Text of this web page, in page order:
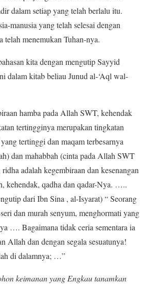
dalam setiap yang telah berlalu itu.
manusia yang telah selesai dengan
telah menemukan Tuhan-nya.
kita dengan mengutip Sayyid
dalam kitab beliau Junud al-‘Aql wal-
hamba pada Allah SWT, kehendak
tertingginya merupakan tingkatan
tertinggi dan maqam terbesarnya
dan mahabbah (cinta pada Allah SWT
adalah kegembiraan dan kesenangan
kehendak, qadha dan qadar-Nya. …..
dari Ibn Sina , al-Isyarat) “ Seorang
dan murah senyum, menghormati yang
…. Bagaimana tidak ceria sementara ia
Allah dan dengan segala sesuatunya!
di dalamnya; …”
keimanan yang Engkau tanamkan